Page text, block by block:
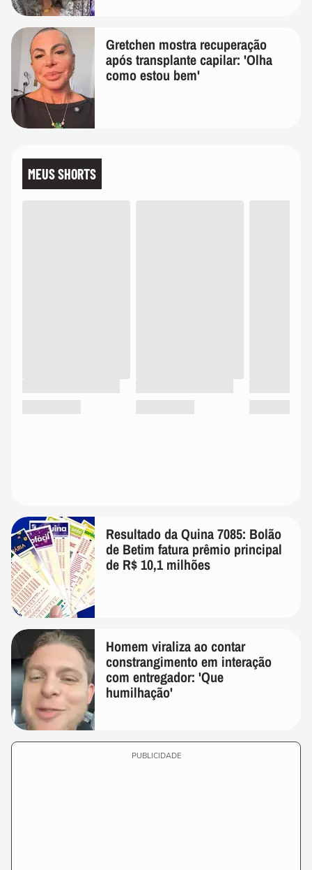
Gretchen mostra recuperação
após transplante capilar: 'Olha
como estou bem'
MEUS SHORTS
Resultado da Quina 7085: Bolão
de Betim fatura prêmio principal
de R$ 10,1 milhões
Homem viraliza ao contar
constrangimento em interação
com entregador: 'Que
humilhação'
PUBLICIDADE